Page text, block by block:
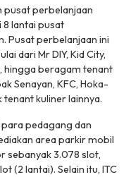
pusat perbelanjaan
8 lantai pusat
Pusat perbelanjaan ini
dari Mr DIY, Kid City,
hingga beragam tenant
Senayan, KFC, Hoka-
kuliner lainnya.
pedagang dan
area parkir mobil
sebanyak 3.078 slot,
(2 lantai). Selain itu, ITC